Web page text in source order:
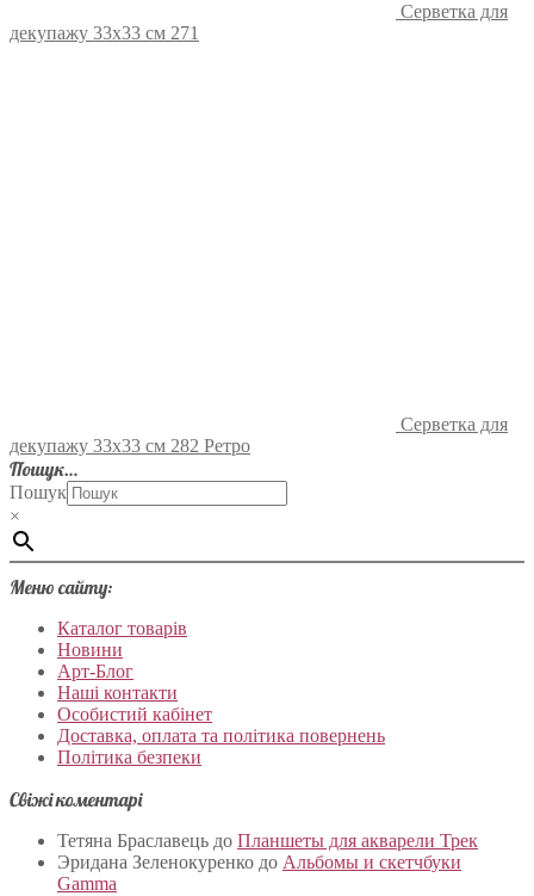
Серветка для
декупажу 33х33 см 271
Серветка для
декупажу 33х33 см 282 Ретро
Пошук…
Пошук
×
Меню сайту:
Каталог товарів
Новини
Арт-Блог
Наші контакти
Особистий кабінет
Доставка, оплата та політика повернень
Політика безпеки
Свіжі коментарі
Тетяна Браславець до Планшеты для акварели Трек
Эридана Зеленокуренко до Альбомы и скетчбуки
Gamma